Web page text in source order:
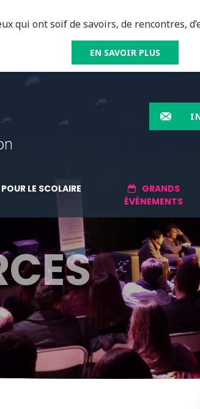
qui ont soif de savoirs, de rencontres,
EN SAVOIR PLUS
POUR LE SCOLAIRE
GRANDS
ÉVÉNEMENTS